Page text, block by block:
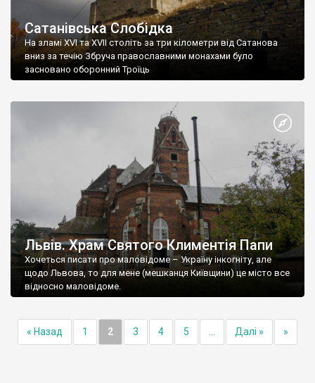
Сатанівська Слобідка
На зламі XVI та XVII століть за три кілометри від Сатанова
вниз за течію Збруча православними монахами було
засновано оборонний Троїць
Львів. Храм Святого Климентія Папи
Хочеться писати про маловідоме – Україну інкогніту, але
щодо Львова, то для мене (мешканця Київщини) це місто все
відносно маловідоме.
« Назад 1 2 3 4 5 Далі » »